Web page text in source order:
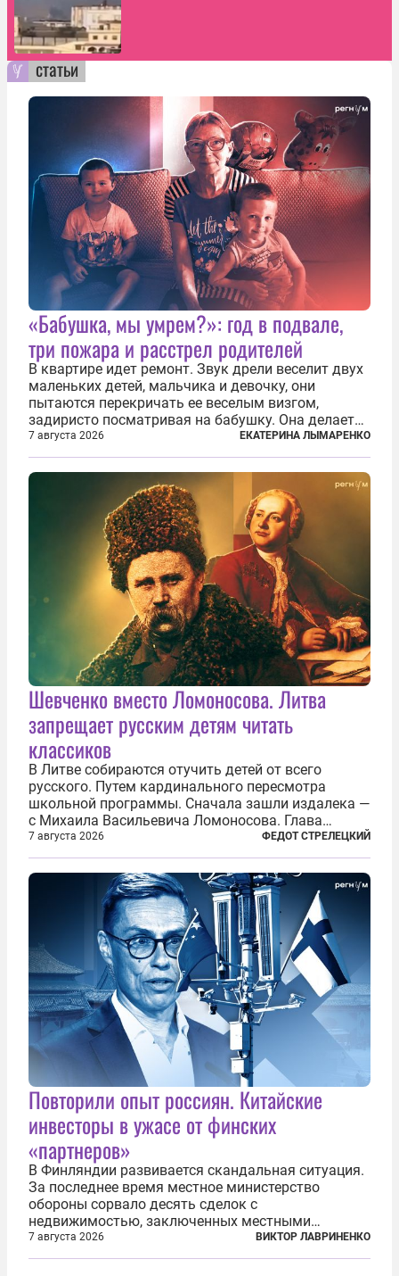
статьи
«Бабушка, мы умрем?»: год в подвале,
три пожара и расстрел родителей
В квартире идет ремонт. Звук дрели веселит двух
маленьких детей, мальчика и девочку, они
пытаются перекричать ее веселым визгом,
задиристо посматривая на бабушку. Она делает
им замечание, но внуки чувствуют, что она
сердится невсерьез. И это правда: дрель, конечно,
сверлит противно, но всё...
7 августа 2026 ЕКАТЕРИНА ЛЫМАРЕНКО
Шевченко вместо Ломоносова. Литва
запрещает русским детям читать
классиков
В Литве собираются отучить детей от всего
русского. Путем кардинального пересмотра
школьной программы. Сначала зашли издалека —
с Михаила Васильевича Ломоносова. Глава
правительства Литвы Миндаугас Синкявичюс
предложил исключить его тексты из программ
общего образования. Мотивировал он это тем,
7 августа 2026 ФЕДОТ СТРЕЛЕЦКИЙ
Повторили опыт россиян. Китайские
инвесторы в ужасе от финских
«партнеров»
В Финляндии развивается скандальная ситуация.
За последнее время местное министерство
обороны сорвало десять сделок с
недвижимостью, заключенных местными
фирмами с китайским капиталом. Чиновники
заявили, что они могли заключаться с целью
7 августа 2026 ВИКТОР ЛАВРИНЕНКО